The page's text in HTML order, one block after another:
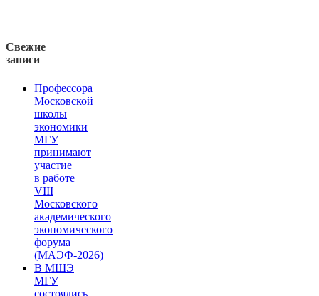
Свежие
записи
Профессора
Московской
школы
экономики
МГУ
принимают
участие
в работе
VIII
Московского
академического
экономического
форума
(МАЭФ-2026)
В МШЭ
МГУ
состоялись